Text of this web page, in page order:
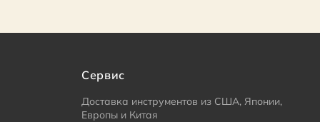
Сервис
Доставка инструментов из США, Японии,
Европы и Китая